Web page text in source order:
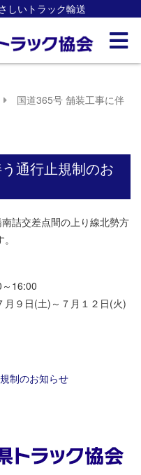
しいトラック輸送
国道365号 舗装工事に伴
通行止規制のお
詰交差点間の上り線北勢方
16:00
９日(土)～７月１２日(火)
制のお知らせ